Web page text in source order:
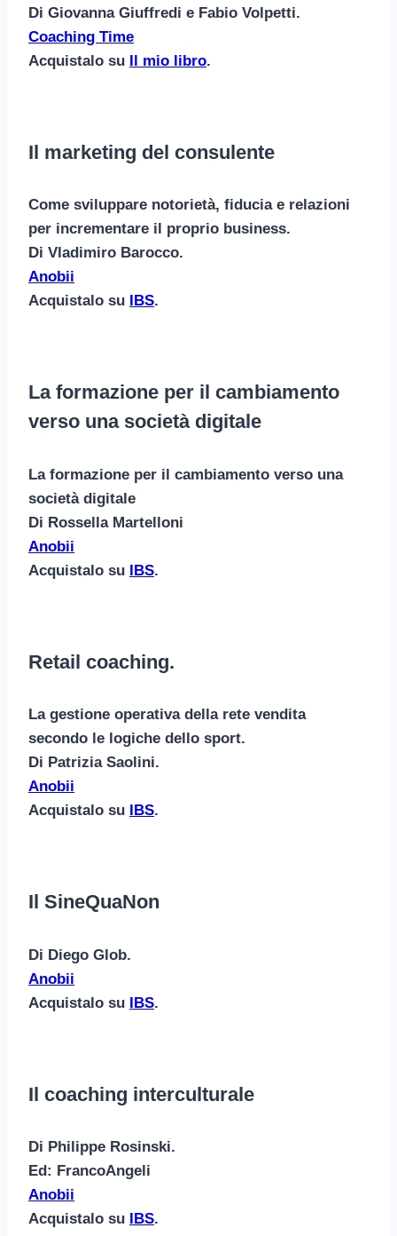
Di Giovanna Giuffredi e Fabio Volpetti.
Coaching Time
Acquistalo su Il mio libro.
Il marketing del consulente
Come sviluppare notorietà, fiducia e relazioni
per incrementare il proprio business.
Di Vladimiro Barocco.
Anobii
Acquistalo su IBS.
La formazione per il cambiamento
verso una società digitale
La formazione per il cambiamento verso una
società digitale
Di Rossella Martelloni
Anobii
Acquistalo su IBS.
Retail coaching.
La gestione operativa della rete vendita
secondo le logiche dello sport.
Di Patrizia Saolini.
Anobii
Acquistalo su IBS.
Il SineQuaNon
Di Diego Glob.
Anobii
Acquistalo su IBS.
Il coaching interculturale
Di Philippe Rosinski.
Ed: FrancoAngeli
Anobii
Acquistalo su IBS.